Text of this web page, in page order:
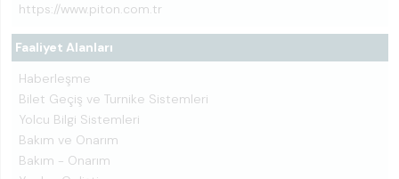
https://www.piton.com.tr
Faaliyet Alanları
Haberleşme
Bilet Geçiş ve Turnike Sistemleri
Yolcu Bilgi Sistemleri
Bakım ve Onarım
Bakım - Onarım